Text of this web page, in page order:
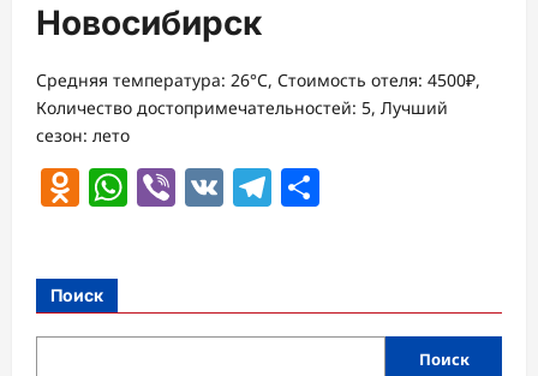
Новосибирск
Средняя температура: 26°C, Стоимость отеля: 4500₽,
Количество достопримечательностей: 5, Лучший
сезон: лето
Odnoklassniki
WhatsApp
Viber
VK Telegram
Поиск
Поиск